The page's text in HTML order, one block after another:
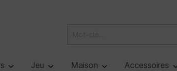
Jeu Maison Accessoires